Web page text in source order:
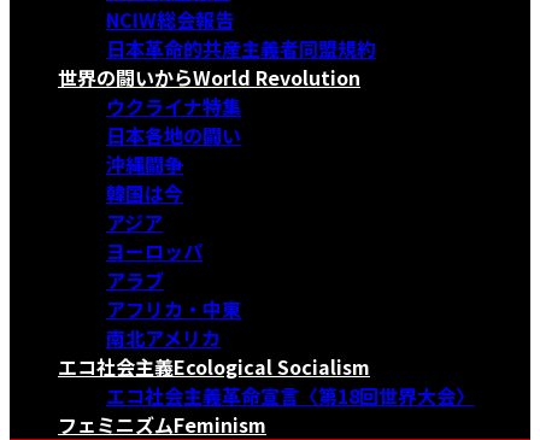
NCIW総会報告
日本革命的共産主義者同盟規約
世界の闘いからWorld Revolution
ウクライナ特集
日本各地の闘い
沖縄闘争
韓国は今
アジア
ヨーロッパ
アラブ
アフリカ・中東
南北アメリカ
エコ社会主義Ecological Socialism
エコ社会主義革命宣言〈第18回世界大会〉
フェミニズムFeminism